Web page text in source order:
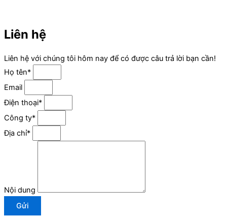
Liên hệ
Liên hệ với chúng tôi hôm nay để có được câu trả lời bạn cần!
Họ tên*
Email
Điện thoại*
Công ty*
Địa chỉ*
Nội dung
Gửi